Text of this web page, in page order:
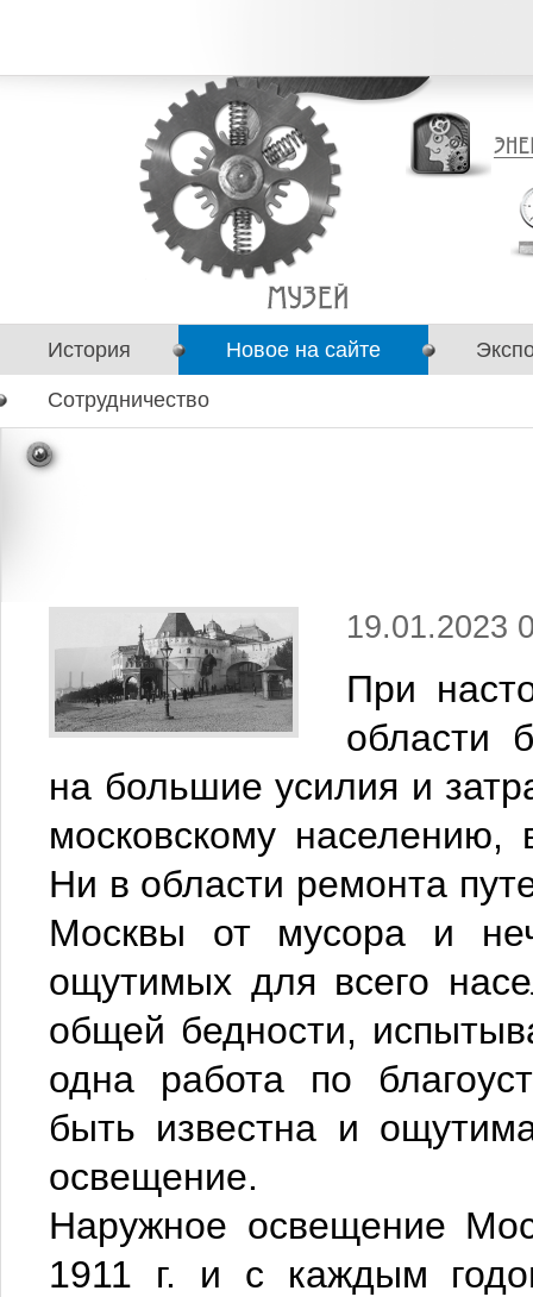
История Новое на сайте
Сотрудничество
19.01.2023
При
области
на большие усилия и
московскому
Ни в области ремонта
Москвы от мусора и
ощутимых для всего
общей бедности,
одна работа по
быть известна и
освещение.
Наружное освещение
1911 г. и с каждым